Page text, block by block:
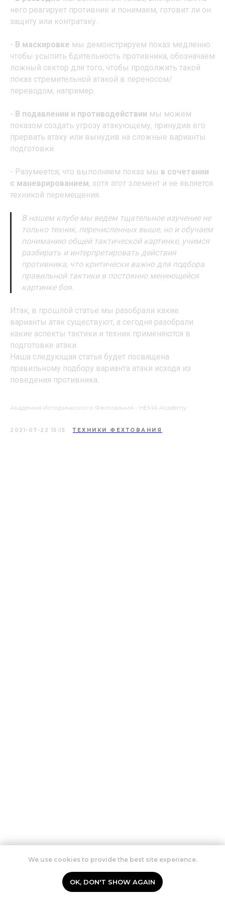
него реагирует противник и понимаем, готовит ли он
защиту или контратаку.
- В маскировке мы демонстрируем показ медленно
чтобы усыпить бдительность противника, обозначаем
ложный сектор для того, чтобы продолжить такой
показ стремительной атакой в переносом/
переводом, например.
- В подавлении и противодействии мы можем
показом создать угрозу атакующему, принудив его
прервать атаку или вынудив на сложные варианты
подготовки.
- Разумеется, что выполняем показ мы в сочетании
с маневрированием, хотя этот элемент и не является
техникой перемещения.
В нашем клубе мы ведем тщательное изучение не
только техник, перечисленных выше, но и обучаем
пониманию общей тактической картинке, учимся
разбирать и интерпретировать действия
противника, что критически важно для подбора
правильной тактики в постоянно меняющейся
картинке боя.
Итак, в прошлой статье мы разобрали какие
варианты атак существуют, а сегодня разобрали
какие аспекты тактики и техник применяются в
подготовке атаки.
Наша следующая статья будет посвящена
правильному подбору варианта атаки исходя из
поведения противника.
Академия Исторического Фехтования - HEMA Academy
2021-07-22 15:15 ТЕХНИКИ ФЕХТОВАНИЯ
We use cookies to provide the best site experience.
OK, DON'T SHOW AGAIN